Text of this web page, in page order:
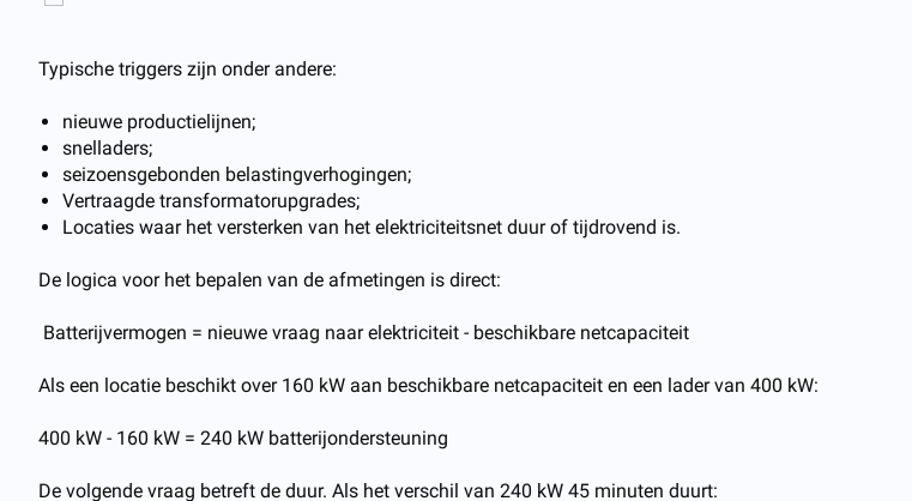
Typische triggers zijn onder andere:
nieuwe productielijnen;
snelladers;
seizoensgebonden belastingverhogingen;
Vertraagde transformatorupgrades;
Locaties waar het versterken van het elektriciteitsnet duur of tijdrovend is.
De logica voor het bepalen van de afmetingen is direct:
Batterijvermogen = nieuwe vraag naar elektriciteit - beschikbare netcapaciteit
Als een locatie beschikt over 160 kW aan beschikbare netcapaciteit en een lader van 400 kW:
400 kW - 160 kW = 240 kW batterijondersteuning
De volgende vraag betreft de duur. Als het verschil van 240 kW 45 minuten duurt: